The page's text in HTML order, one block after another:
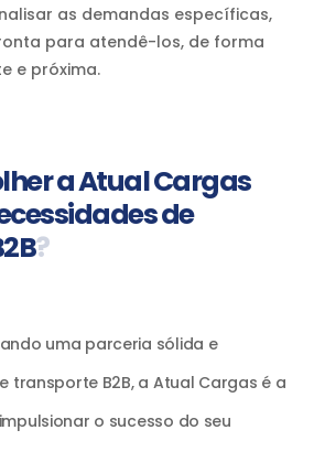
as demandas específicas,
para atendê-los, de forma
e próxima.
lheraAtualCargas
cessidadesde
2B?
uma parceria sólida e
transporte B2B, a Atual Cargas é a
o sucesso do seu